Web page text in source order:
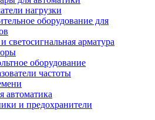
нагрузки
оборудование для
светосигнальная арматура
оборудование
частоты
автоматика
и предохранители